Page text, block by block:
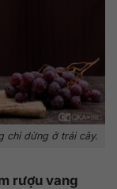
chỉ dừng ở trái cây.
rượu vang